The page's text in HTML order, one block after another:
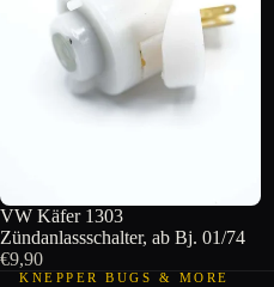
VW Käfer 1303
Zündanlassschalter, ab Bj. 01/74
€9,90
KNEPPER BUGS & MORE